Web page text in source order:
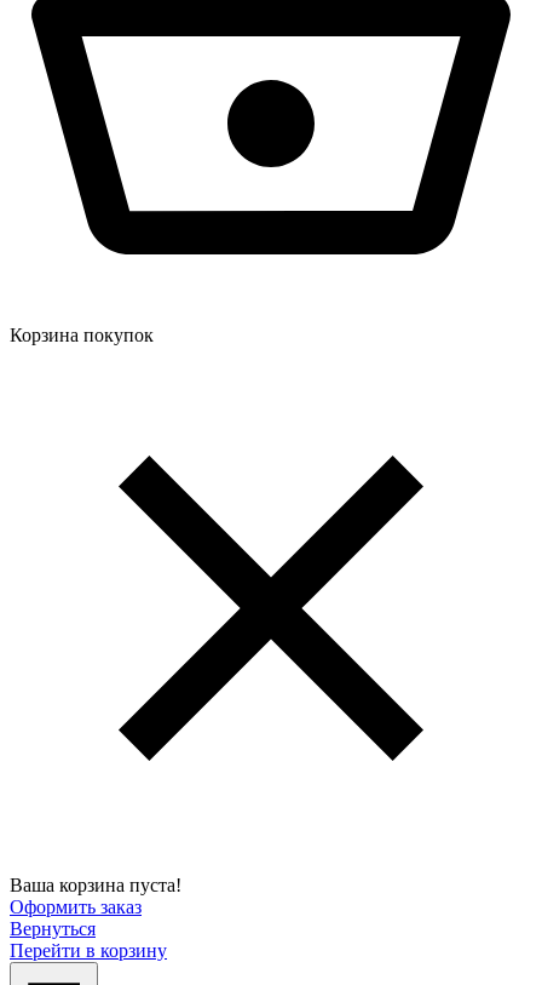
Корзина покупок
Ваша корзина пуста!
Оформить заказ
Вернуться
Перейти в корзину